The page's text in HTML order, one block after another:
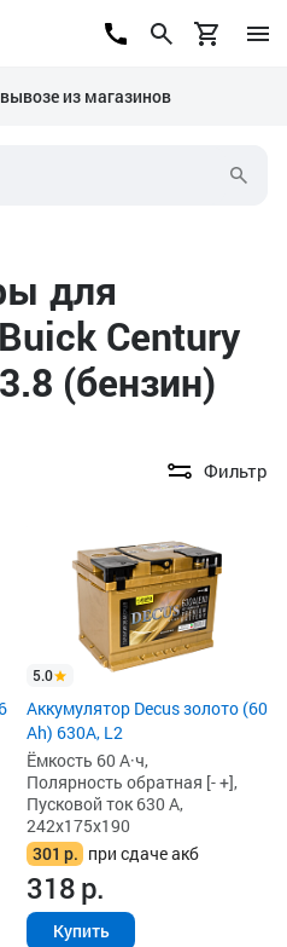
из магазинов
для
Century
(бензин)
Фильтр
5.0
Аккумулятор Decus золото (60
Ah) 630A, L2
Ёмкость 60 А·ч,
Полярность обратная [- +],
Пусковой ток 630 А,
242x175x190
301 р. при сдаче акб
318р.
Купить